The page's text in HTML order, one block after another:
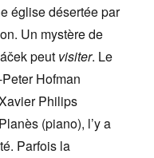
église désertée par
Un mystère de
peut visiter. Le
Hofman
Philips
(piano), l’y a
Parfois la